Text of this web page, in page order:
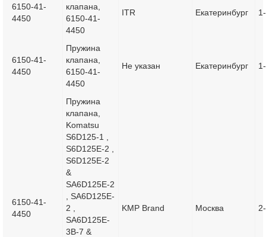
6150-41-
4450
клапана,
6150-41-
4450
ITR Екатеринбург
6150-41-
4450
Пружина
клапана,
6150-41-
4450
Не указан Екатеринбург
6150-41-
4450
Пружина
клапана,
Komatsu
S6D125-1 ,
S6D125E-2 ,
S6D125E-2
&
SA6D125E-2
, SA6D125E-
2 ,
SA6D125E-
3B-7 &
KMP Brand Москва